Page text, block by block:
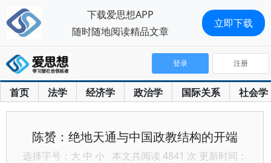
首页 法学 经济学 政治学 国际关系 社会学
登录 注册
陈赟：绝地天通与中国政教结构的开端
选择字号： 大 中 小 本文共阅读 4841 次 更新时间：
下载爱思想APP
随时随地阅读精品文章
立即下载